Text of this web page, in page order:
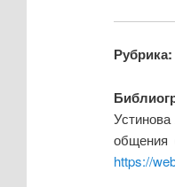
Рубрика:
общения
https://